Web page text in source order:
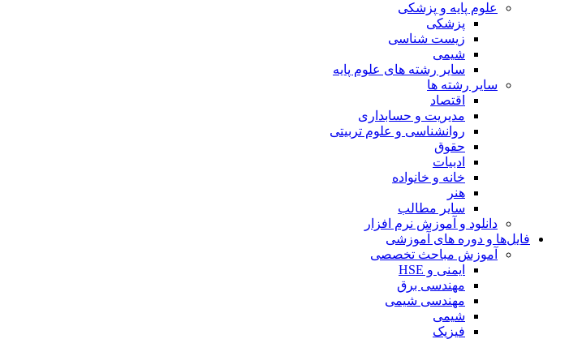
علوم پایه و پزشکی
پزشکی
زیست شناسی
شیمی
سایر رشته های علوم پایه
سایر رشته ها
اقتصاد
مدیریت و حسابداری
روانشناسی و علوم تربیتی
حقوق
ادبیات
خانه و خانواده
هنر
سایر مطالب
دانلود و آموزش نرم افزار
فایل‌ها و دوره های آموزشی
آموزش مباحث تخصصی
ایمنی و HSE
مهندسی برق
مهندسی شیمی
شیمی
فیزیک